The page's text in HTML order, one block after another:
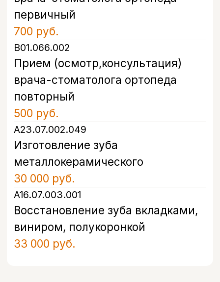
+7
персональных данных в соответствии с
Политикой конфиденциальности
Записаться
Отзывы
Услуги
Врачи
Меню
Санкт-Петербург, проспект
Энгельса, д. 21
info@bohoclinic.ru
+7 812 678-99-76